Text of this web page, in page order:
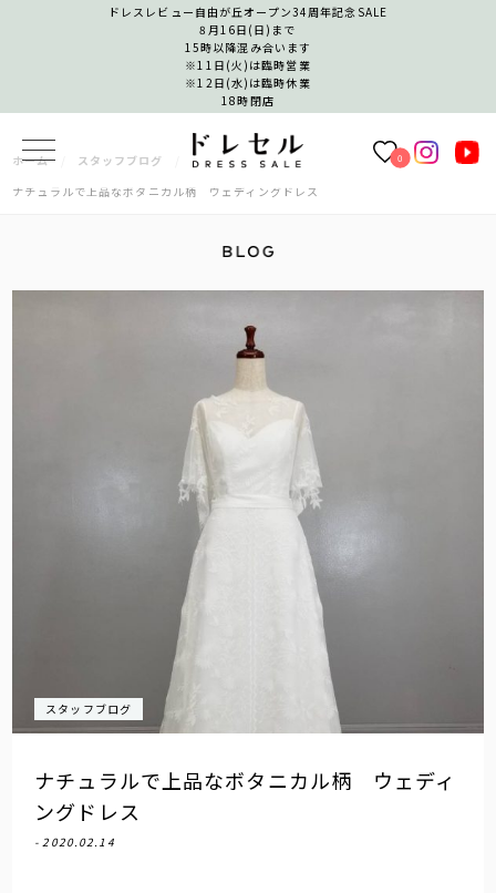
ドレスレビュー自由が丘オープン34周年記念SALE
8月16日(日)まで
15時以降混み合います
※11日(火)は臨時営業
※12日(水)は臨時休業
18時閉店
0
ホーム
スタッフブログ
ナチュラルで上品なボタニカル柄 ウェディングドレス
スタッフブログ
ナチュラルで上品なボタニカル柄 ウェディ
ングドレス
- 2020.02.14